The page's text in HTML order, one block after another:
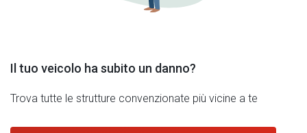
Il tuo veicolo ha subito un danno?
Trova tutte le strutture convenzionate più vicine a te